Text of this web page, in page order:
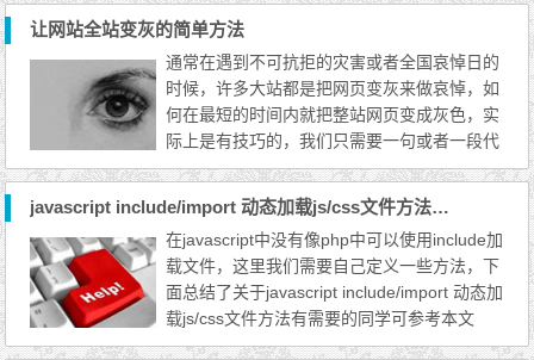
</textarea>
让网站全站变灰的简单方法
通常在遇到不可抗拒的灾害或者全国哀悼日的
时候，许多大站都是把网页变灰来做哀悼，如
何在最短的时间内就把整站网页变成灰色，实
际上是有技巧的，我们只需要一句或者一段代
码就可以实现，下面是小雪博客收集网上的一
些简单方法。 全站CSS样式，通常情况下，
整站都是有一个共用的CSS样式的，我们只需
要在整站 CSS 样式里面添加如下的代码就可
以了: html { filter:progid:DXImageTransform.
Micr...
javascript include/import 动态加载js/css文件方法总结
在javascript中没有像php中可以使用include加
载文件，这里我们需要自己定义一些方法，下
面总结了关于javascript include/import 动态加
载js/css文件方法有需要的同学可参考本文
章。 第一种:一般用在外部CSS文件中加载必